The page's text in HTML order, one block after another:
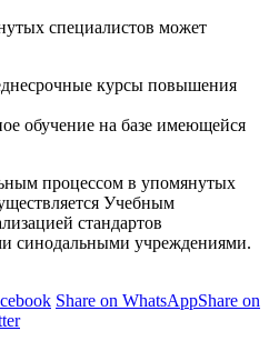
специалистов может
курсы повышения
обучение на базе имеющейся
процессом в упомянутых
Учебным
стандартов
синодальными учреждениями.
Share on WhatsAppShare on